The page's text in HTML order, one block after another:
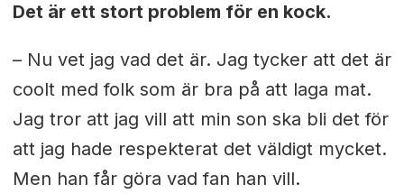
Det är ett stort problem för en kock.
– Nu vet jag vad det är. Jag tycker att det är
coolt med folk som är bra på att laga mat.
Jag tror att jag vill att min son ska bli det för
att jag hade respekterat det väldigt mycket.
Men han får göra vad fan han vill.